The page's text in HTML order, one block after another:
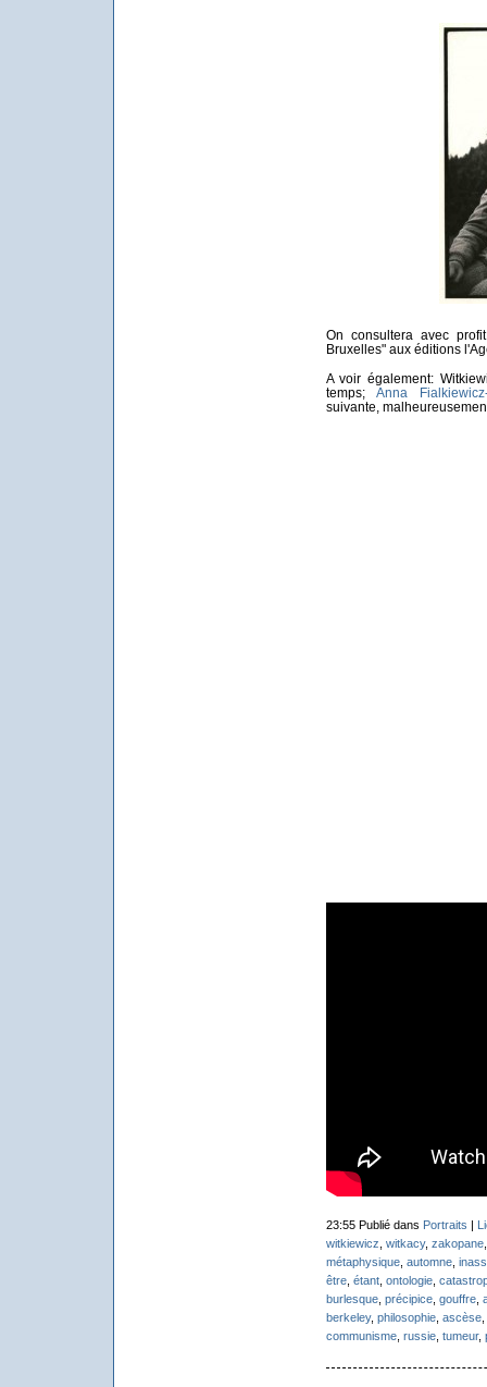
On consultera avec
Bruxelles" aux éditions
A voir également:
temps; Anna
suivante,
23:55 Publié dans Portraits
witkiewicz witkacy, zakopane
métaphysique, automne,
être, étant, ontologie,
burlesque, précipice, gouffre,
berkeley, philosophie, ascèse,
communisme, russie, tumeur,